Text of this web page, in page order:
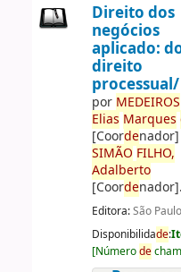
Direito dos
negócios
aplicado:
direito
processual/
por MEDEIROS
Elias Marques
[Coordenador]
SIMÃO FILHO,
Adalberto
[Coordenador].
Editora:São
Disponibilidade:
[Númerode